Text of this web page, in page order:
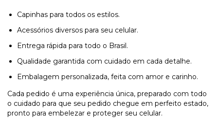
Capinhas para todos os estilos.
Acessórios diversos para seu celular.
Entrega rápida para todo o Brasil.
Qualidade garantida com cuidado em cada detalhe.
Embalagem personalizada, feita com amor e carinho.
Cada pedido é uma experiência única, preparado com todo
o cuidado para que seu pedido chegue em perfeito estado,
pronto para embelezar e proteger seu celular.